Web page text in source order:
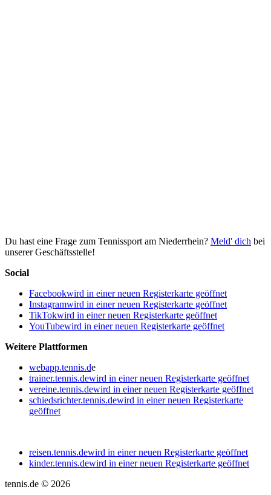
Du hast eine Frage zum Tennissport am Niederrhein? Meld' dich bei
unserer Geschäftsstelle!
Social
Facebookwird in einer neuen Registerkarte geöffnet
Instagramwird in einer neuen Registerkarte geöffnet
TikTokwird in einer neuen Registerkarte geöffnet
YouTubewird in einer neuen Registerkarte geöffnet
Weitere Plattformen
webapp.tennis.de
trainer.tennis.dewird in einer neuen Registerkarte geöffnet
vereine.tennis.dewird in einer neuen Registerkarte geöffnet
schiedsrichter.tennis.dewird in einer neuen Registerkarte
geöffnet
reisen.tennis.dewird in einer neuen Registerkarte geöffnet
kinder.tennis.dewird in einer neuen Registerkarte geöffnet
tennis.de © 2026